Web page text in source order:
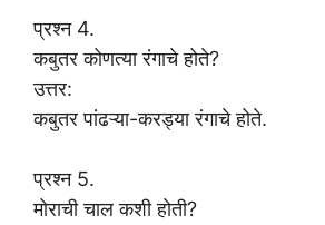
प्रश्न 4.
कबुतर कोणत्या रंगाचे होते?
उत्तर:
कबुतर पांढऱ्या-करड्या रंगाचे होते.
प्रश्न 5.
मोराची चाल कशी होती?